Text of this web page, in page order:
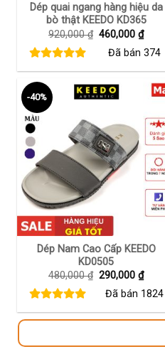
Dép quai ngang hàng hiệu da
bò thật KEEDO KD365
920,000₫ Giá
là:
460,000₫Giá
hiện
tại
Đã bán374
-40%
+
Dép Nam Cao Cấp KEEDO
KD0505
480,000₫ Giá
là:
290,000₫Giá
hiện
tại
Đã bán 1824